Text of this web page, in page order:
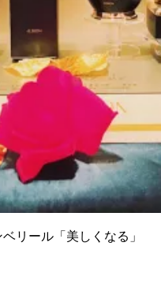
リール「美しくなる」